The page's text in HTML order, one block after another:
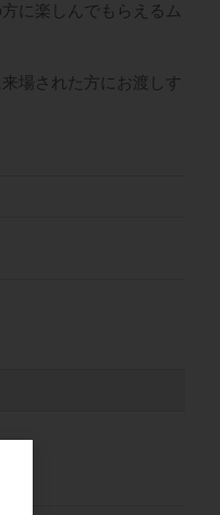
に楽しんでもらえるム
場された方にお渡しす